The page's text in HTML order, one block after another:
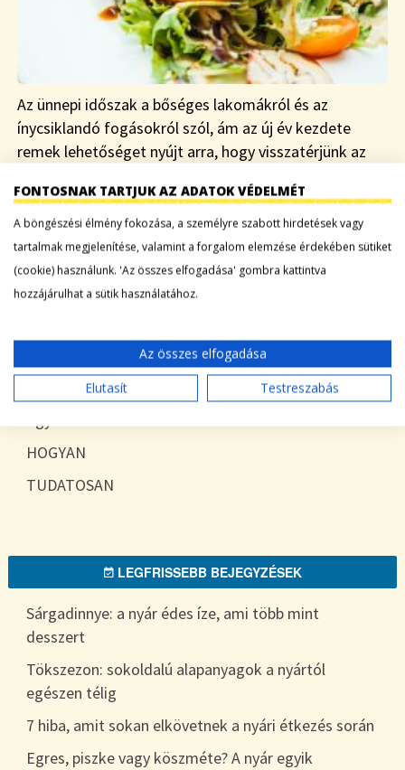
Az ünnepi időszak a bőséges lakomákról és az
ínycsiklandó fogásokról szól, ám az új év kezdete
remek lehetőséget nyújt arra, hogy visszatérjünk az
sokan…
Tovább a bejegyzéshez
KATEGÓRIÁK
HOGYAN
TUDATOSAN
LEGFRISSEBB BEJEGYZÉSEK
Sárgadinnye: a nyár édes íze, ami több mint
desszert
Tökszezon: sokoldalú alapanyagok a nyártól
egészen télig
7 hiba, amit sokan elkövetnek a nyári étkezés során
Egres, piszke vagy köszméte? A nyár egyik
FONTOSNAK TARTJUK AZ ADATOK VÉDELMÉT
A böngészési élmény fokozása, a személyre szabott hirdetések vagy
tartalmak megjelenítése, valamint a forgalom elemzése érdekében sütiket
(cookie) használunk. 'Az összes elfogadása' gombra kattintva
hozzájárulhat a sütik használatához.
Az összes elfogadása
Elutasít
Testreszabás